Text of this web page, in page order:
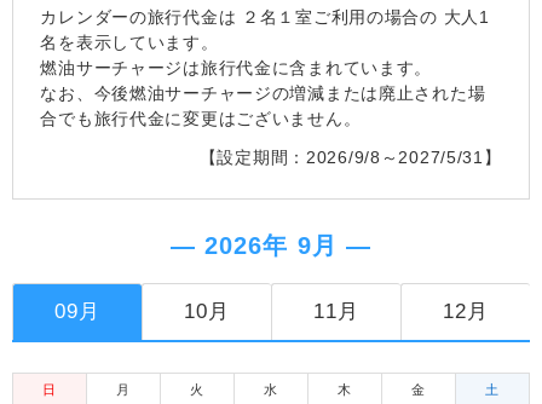
カレンダーの旅行代金は ２名１室 ご利用の場合の 大人1
名を表示しています。
燃油サーチャージは旅行代金に含まれています。
なお、今後燃油サーチャージの増減または廃止された場
合でも旅行代金に変更はございません。
【設定期間：2026/9/8～2027/5/31】
― 2026年 9月 ―
09月 10月 11月 12月
日 月 火 水 木 金 土